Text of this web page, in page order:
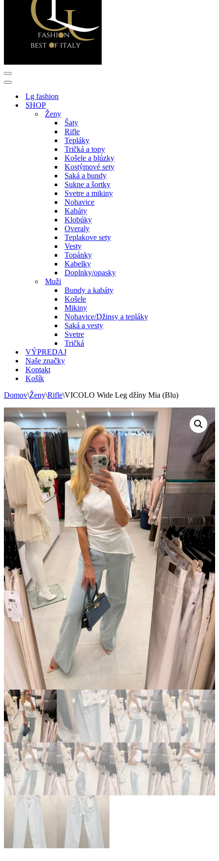
Menu
navigácie
Menu
navigácieLg fashion
SHOP
Ženy
Šaty
Rifle
Tepláky
Tričká a topy
Košele a blúzky
Kostýmové sety
Saká a bundy
Sukne a šortky
Svetre a mikiny
Nohavice
Kabáty
Klobúky
Overaly
Teplakove sety
Vesty
Topánky
Kabelky
Doplnky/opasky
Muži
Bundy a kabáty
Košele
Mikiny
Nohavice/Džinsy a tepláky
Saká a vesty
Svetre
Tričká
VÝPREDAJ
Naše značky
Kontakt
Košík
Domov\Ženy\Rifle\VICOLO Wide Leg džíny Mia (Blu)